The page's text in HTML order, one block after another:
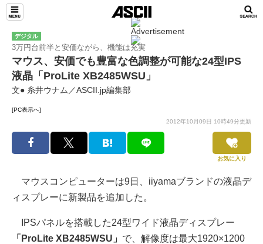
デジタル
3万円台前半と安価ながら、機能は充実
マウス、安価でも豊富な色調整が可能な24型IPS
液晶「ProLite XB2485WSU」
文● 糸井ウナム／ASCII.jp編集部
[PC表示へ]
2012年10月09日 10時49分更新
お気に入り
マウスコンピューターは9日、iiyamaブランドの液晶デ
ィスプレーに新製品を追加した。
IPSパネルを搭載した24型ワイド液晶ディスプレー
「ProLite XB2485WSU」 で、解像度は最大1920×1200